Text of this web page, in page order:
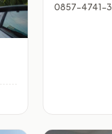
0857-4741-